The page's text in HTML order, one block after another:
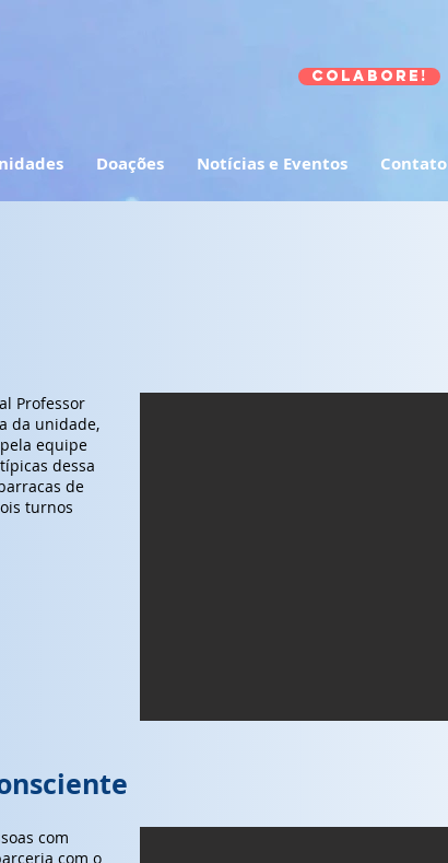
Doações Notícias e Eventos Contato
Colabore!
Professor
da unidade,
equipe
dessa
de
turnos
com
com o